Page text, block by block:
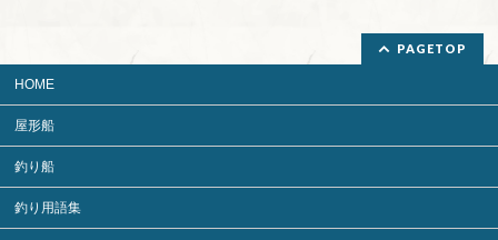
PAGETOP
HOME
屋形船
釣り船
釣り用語集